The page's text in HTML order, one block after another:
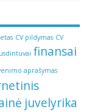
CV pildymas CV
finansai
aprašymas
juvelyrika